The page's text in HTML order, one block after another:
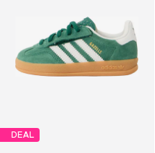
DEAL